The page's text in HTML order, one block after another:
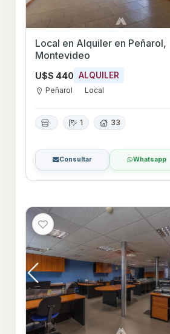
Local en Alquiler en Peñarol,
Montevideo
U$S 440 ALQUILER
Peñarol Local
1 33
Consultar Whatsapp